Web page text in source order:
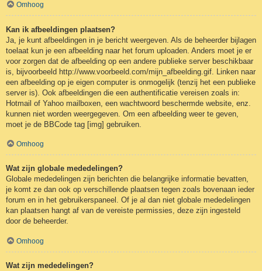
Omhoog
Kan ik afbeeldingen plaatsen?
Ja, je kunt afbeeldingen in je bericht weergeven. Als de beheerder bijlagen
toelaat kun je een afbeelding naar het forum uploaden. Anders moet je er
voor zorgen dat de afbeelding op een andere publieke server beschikbaar
is, bijvoorbeeld http://www.voorbeeld.com/mijn_afbeelding.gif. Linken naar
een afbeelding op je eigen computer is onmogelijk (tenzij het een publieke
server is). Ook afbeeldingen die een authentificatie vereisen zoals in:
Hotmail of Yahoo mailboxen, een wachtwoord beschermde website, enz.
kunnen niet worden weergegeven. Om een afbeelding weer te geven,
moet je de BBCode tag [img] gebruiken.
Omhoog
Wat zijn globale mededelingen?
Globale mededelingen zijn berichten die belangrijke informatie bevatten,
je komt ze dan ook op verschillende plaatsen tegen zoals bovenaan ieder
forum en in het gebruikerspaneel. Of je al dan niet globale mededelingen
kan plaatsen hangt af van de vereiste permissies, deze zijn ingesteld
door de beheerder.
Omhoog
Wat zijn mededelingen?